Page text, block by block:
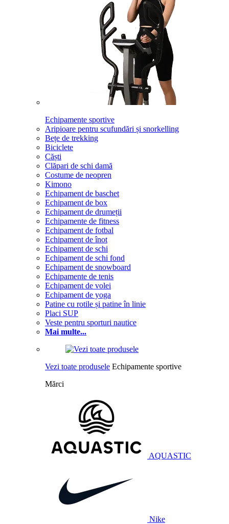
Echipamente sportive
Aripioare pentru scufundări și snorkelling
Bețe de trekking
Biciclete
Căști
Clăpari de schi damă
Costume de neopren
Kimono
Echipament de baschet
Echipament de box
Echipament de drumeții
Echipamente de fitness
Echipament de fotbal
Echipament de înot
Echipament de schi
Echipament de schi fond
Echipament de snowboard
Echipamente de tenis
Echipament de volei
Echipament de yoga
Patine cu rotile și patine în linie
Placi SUP
Veste pentru sporturi nautice
Mai multe...
Vezi toate produsele Echipamente sportive
Mărci
AQUASTIC
Nike